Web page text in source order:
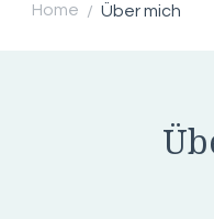
Home / Über mich